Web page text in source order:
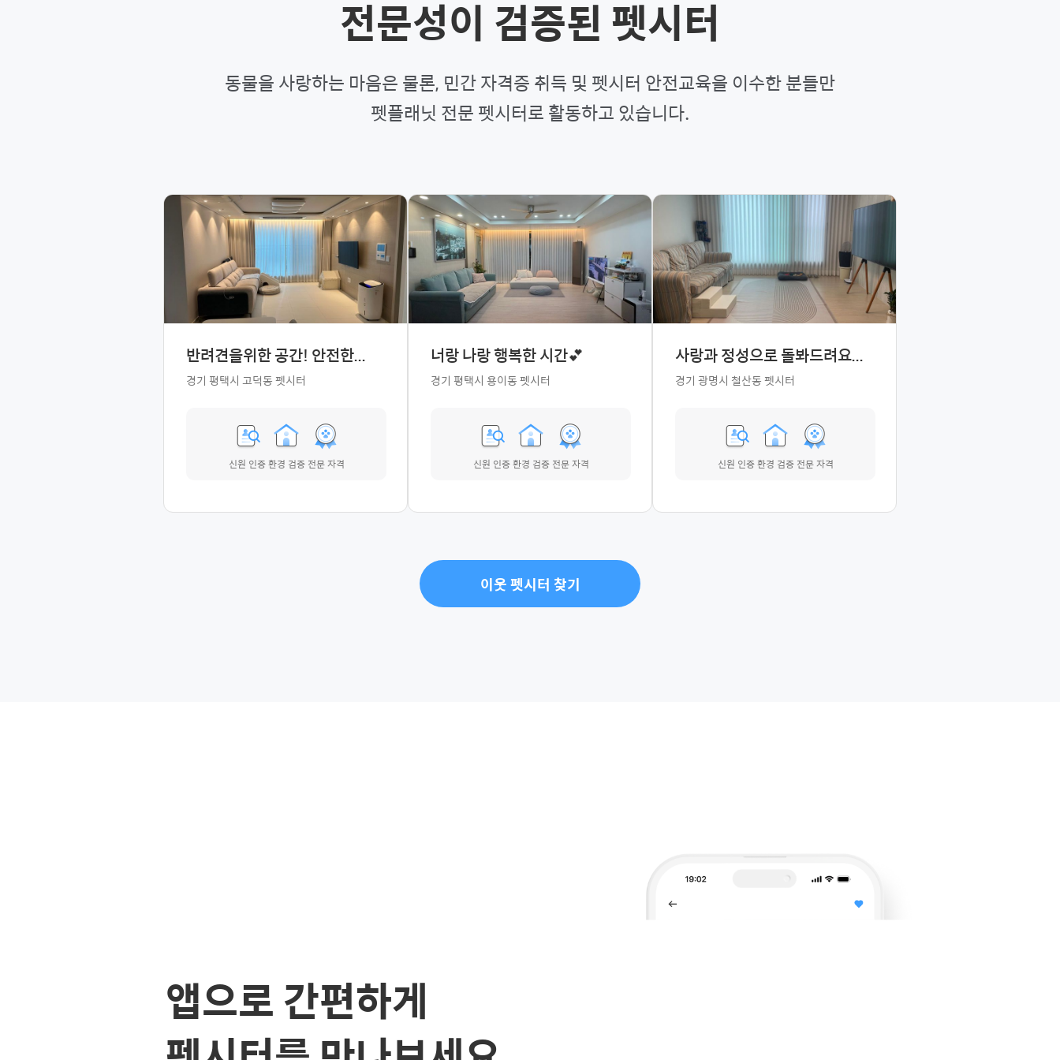
전문성이 검증된 펫시터
동물을 사랑하는 마음은 물론, 민간 자격증 취득 및 펫시터 안전교육을 이수한 분들만
펫플래닛 전문 펫시터로 활동하고 있습니다.
반려견을위한 공간! 안전한...
경기 평택시 고덕동 펫시터
신원 인증환경 검증 전문 자격
너랑 나랑 행복한 시간💕
경기 평택시 용이동 펫시터
신원 인증환경 검증 전문 자격
사랑과 정성으로 돌봐드려요...
경기 광명시 철산동 펫시터
신원 인증환경 검증 전문 자격
이웃 펫시터 찾기
앱으로 간편하게